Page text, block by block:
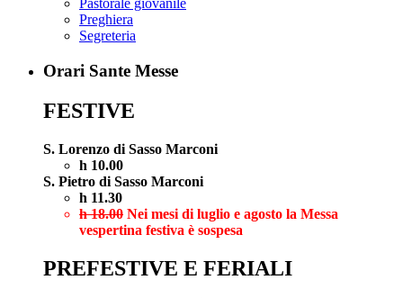
Pastorale giovanile
Preghiera
Segreteria
Orari Sante Messe
FESTIVE
S. Lorenzo di Sasso Marconi
h 10.00
S. Pietro di Sasso Marconi
h 11.30
h 18.00 Nei mesi di luglio e agosto la Messa
vespertina festiva è sospesa
PREFESTIVE E FERIALI